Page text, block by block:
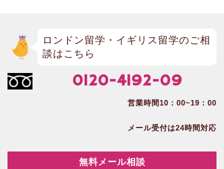
ロンドン留学・イギリス留学のご相
談はこちら
0120-4192-09
営業時間10：00~19：00
メール受付は24時間対応
無料メール相談